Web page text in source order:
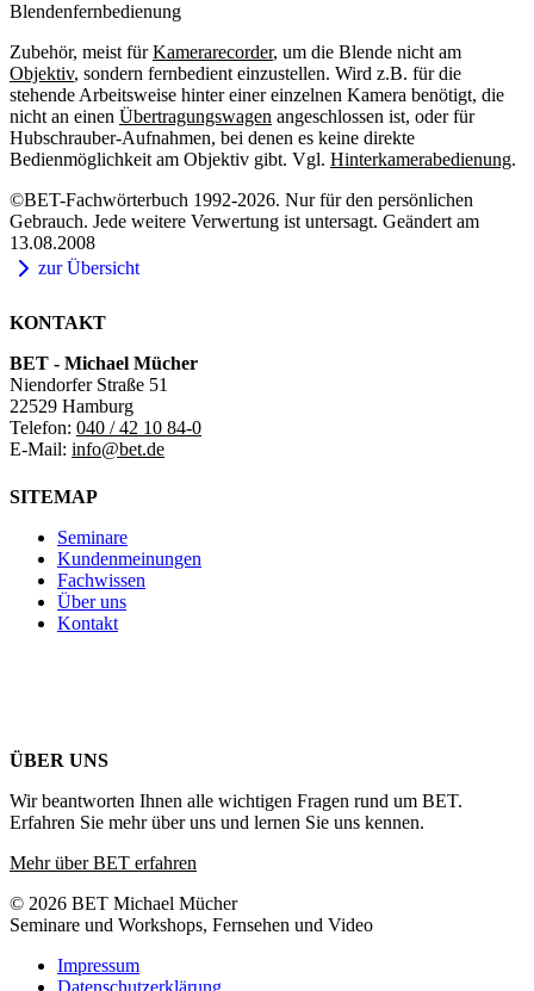
Blendenfernbedienung
Zubehör, meist fürKamerarecorder, um die Blende nicht am
Objektiv, sondern fernbedient einzustellen. Wird z.B. für die
stehende Arbeitsweise hinter einer einzelnen Kamera benötigt, die
nicht an einen Übertragungswagen angeschlossen ist, oder für
Hubschrauber-Aufnahmen, bei denen es keine direkte
Bedienmöglichkeit am Objektiv gibt. Vgl. Hinterkamerabedienung.
©BET-Fachwörterbuch 1992-2026. Nur für den persönlichen
Gebrauch. Jede weitere Verwertung ist untersagt. Geändert am
13.08.2008
zur Übersicht
KONTAKT
BET - Michael Mücher
Niendorfer Straße 51
22529 Hamburg
Telefon: 040 / 42 10 84-0
E-Mail: info@bet.de
SITEMAP
Seminare
Kundenmeinungen
Fachwissen
Über uns
Kontakt
ÜBER UNS
Wir beantworten Ihnen alle wichtigen Fragen rund um BET.
Erfahren Sie mehr über uns und lernen Sie uns kennen.
Mehr über BET erfahren
© 2026 BET Michael Mücher
Seminare und Workshops, Fernsehen und Video
Impressum
Datenschutzerklärung